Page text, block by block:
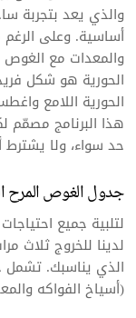
والذي يعد بتجربة
أساسية. وعلى
والمعدات مع
الحورية هو شكل
الحورية اللامع
هذا البرنامج مصمّم
حد سواء، ولا
جدول الغوص المرح
لتلبية جميع
لدينا للخروج ثلاث
الذي يناسبك. تشمل
(أسياخ الفواكه